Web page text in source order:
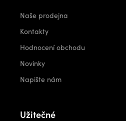
Naše prodejna
Kontakty
Hodnocení obchodu
Novinky
Napište nám
Užitečné